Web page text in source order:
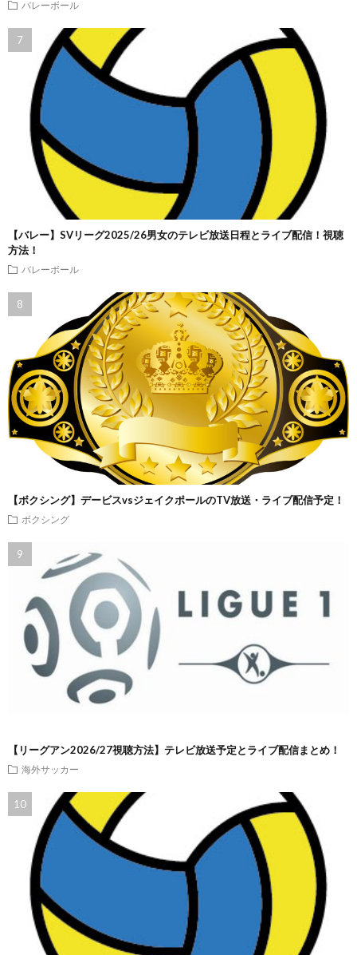
バレーボール
【バレー】SVリーグ2025/26男女のテレビ放送日程とライブ配信！視聴
方法！
バレーボール
【ボクシング】デービスvsジェイクポールのTV放送・ライブ配信予定！
ボクシング
【リーグアン2026/27視聴方法】テレビ放送予定とライブ配信まとめ！
海外サッカー